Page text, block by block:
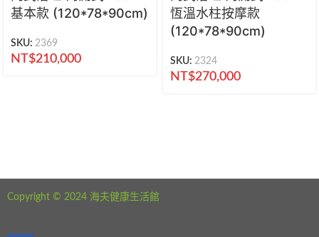
基本款 (120*78*90cm)
SKU: 2369
NT$210,000
恆溫水柱按摩款
(120*78*90cm)
SKU: 2324
NT$270,000
Copyright © 2024 海夫健康生活館